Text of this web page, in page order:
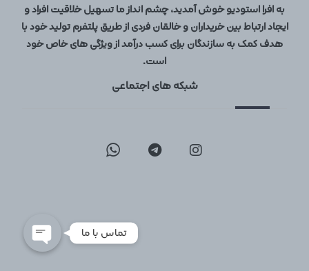
به افرا استودیو خوش آمدید، چشم انداز ما تسهیل خلاقیت افراد و
ایجاد ارتباط بین خریداران و خالقان فردی از طریق پلتفرم تولید خود با
هدف کمک به سازندگان برای کسب درآمد از ویژگی های خاص خود
است.
شبکه های اجتماعی
تماس با ما